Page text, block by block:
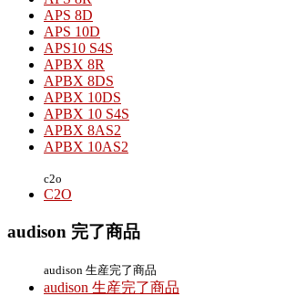
APS 8D
APS 10D
APS10 S4S
APBX 8R
APBX 8DS
APBX 10DS
APBX 10 S4S
APBX 8AS2
APBX 10AS2
c2o
C2O
audison 完了商品
audison 生産完了商品
audison 生産完了商品